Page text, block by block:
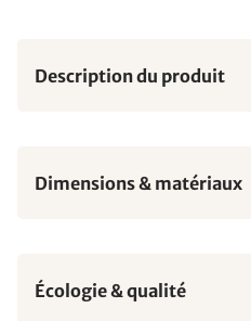
Description du produit
Dimensions & matériaux
Écologie & qualité